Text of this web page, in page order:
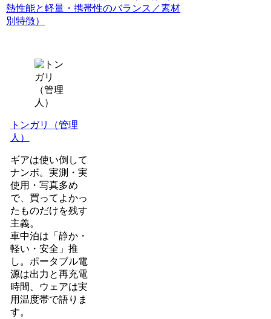
熱性能と軽量・携帯性のバランス／素材
別特徴）
トンガリ（管理
人）
ギアは使い倒して
ナンボ。実測・実
使用・写真多め
で、買ってよかっ
たものだけを残す
主義。
車中泊は「静か・
軽い・安全」推
し。ポータブル電
源は出力と再充電
時間、ウェアは実
用温度帯で語りま
す。